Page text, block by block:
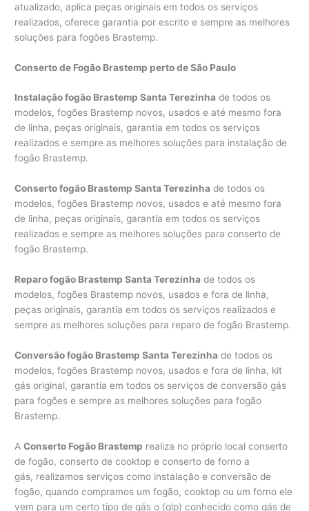
atualizado, aplica peças originais em todos os serviços
realizados, oferece garantia por escrito e sempre as melhores
soluções para fogões Brastemp.
Conserto de Fogão Brastemp perto de São Paulo
Instalação fogão Brastemp Santa Terezinha de todos os
modelos, fogões Brastemp novos, usados e até mesmo fora
de linha, peças originais, garantia em todos os serviços
realizados e sempre as melhores soluções para instalação de
fogão Brastemp.
Conserto fogão Brastemp Santa Terezinha de todos os
modelos, fogões Brastemp novos, usados e até mesmo fora
de linha, peças originais, garantia em todos os serviços
realizados e sempre as melhores soluções para conserto de
fogão Brastemp.
Reparo fogão Brastemp Santa Terezinha de todos os
modelos, fogões Brastemp novos, usados e fora de linha,
peças originais, garantia em todos os serviços realizados e
sempre as melhores soluções para reparo de fogão Brastemp.
Conversão fogão Brastemp Santa Terezinha de todos os
modelos, fogões Brastemp novos, usados e fora de linha, kit
gás original, garantia em todos os serviços de conversão gás
para fogões e sempre as melhores soluções para fogão
Brastemp.
AConserto Fogão Brastemp realiza no próprio local conserto
de fogão, conserto de cooktop e conserto de forno a
gás, realizamos serviços como instalação e conversão de
fogão, quando compramos um fogão, cooktop ou um forno ele
vem para um certo tipo de gás o (glp) conhecido como gás de